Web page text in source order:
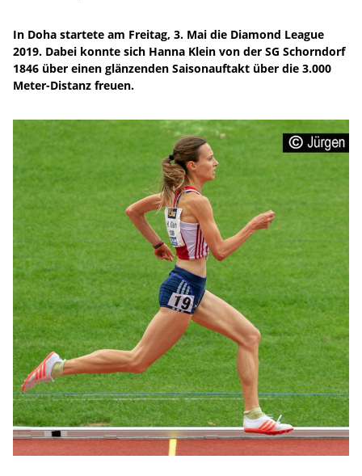
In Doha startete am Freitag, 3. Mai die Diamond League
2019. Dabei konnte sich Hanna Klein von der SG Schorndorf
1846 über einen glänzenden Saisonauftakt über die 3.000
Meter-Distanz freuen.